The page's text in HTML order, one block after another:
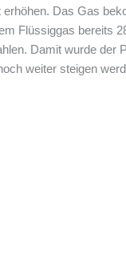
erhöhen. Das Gas
Flüssiggas bereits
Damit wurde der
weiter steigen